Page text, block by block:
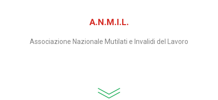
A.N.M.I.L.
Associazione Nazionale Mutilati e Invalidi del Lavoro